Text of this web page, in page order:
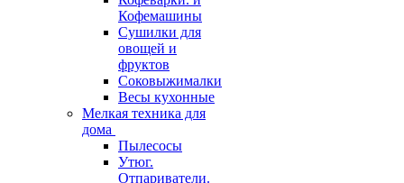
Кофемашины
Сушилки для
овощей и
фруктов
Соковыжималки
Весы кухонные
Мелкая техника для
дома
Пылесосы
Утюг.
Отпариватели.